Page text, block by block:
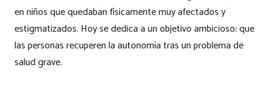
en niños que quedaban físicamente muy afectados y
estigmatizados. Hoy se dedica a un objetivo ambicioso: que
las personas recuperen la autonomía tras un problema de
salud grave.